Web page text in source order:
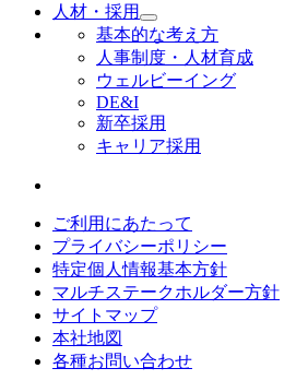
人材・採用
基本的な考え方
人事制度・人材育成
ウェルビーイング
DE&I
新卒採用
キャリア採用
ご利用にあたって
プライバシーポリシー
特定個人情報基本方針
マルチステークホルダー方針
サイトマップ
本社地図
各種お問い合わせ